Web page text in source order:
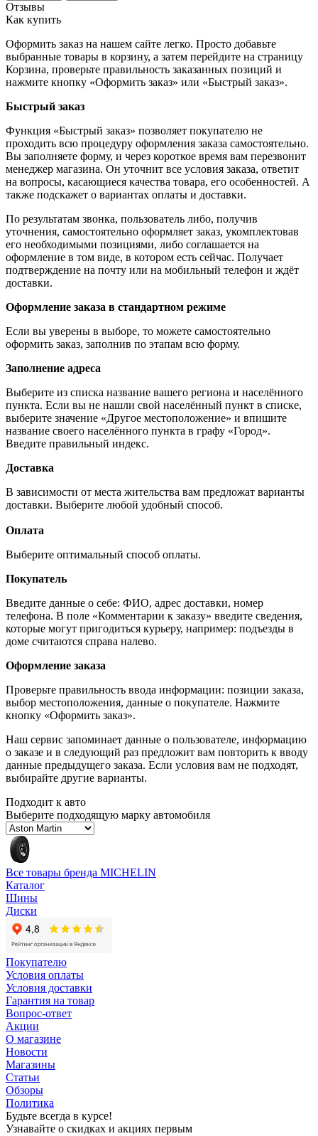
Отзывы
Как купить
Оформить заказ на нашем сайте легко. Просто добавьте
выбранные товары в корзину, а затем перейдите на страницу
Корзина, проверьте правильность заказанных позиций и
нажмите кнопку «Оформить заказ» или «Быстрый заказ».
Быстрый заказ
Функция «Быстрый заказ» позволяет покупателю не
проходить всю процедуру оформления заказа самостоятельно.
Вы заполняете форму, и через короткое время вам перезвонит
менеджер магазина. Он уточнит все условия заказа, ответит
на вопросы, касающиеся качества товара, его особенностей. А
также подскажет о вариантах оплаты и доставки.
По результатам звонка, пользователь либо, получив
уточнения, самостоятельно оформляет заказ, укомплектовав
его необходимыми позициями, либо соглашается на
оформление в том виде, в котором есть сейчас. Получает
подтверждение на почту или на мобильный телефон и ждёт
доставки.
Оформление заказа в стандартном режиме
Если вы уверены в выборе, то можете самостоятельно
оформить заказ, заполнив по этапам всю форму.
Заполнение адреса
Выберите из списка название вашего региона и населённого
пункта. Если вы не нашли свой населённый пункт в списке,
выберите значение «Другое местоположение» и впишите
название своего населённого пункта в графу «Город».
Введите правильный индекс.
Доставка
В зависимости от места жительства вам предложат варианты
доставки. Выберите любой удобный способ.
Оплата
Выберите оптимальный способ оплаты.
Покупатель
Введите данные о себе: ФИО, адрес доставки, номер
телефона. В поле «Комментарии к заказу» введите сведения,
которые могут пригодиться курьеру, например: подъезды в
доме считаются справа налево.
Оформление заказа
Проверьте правильность ввода информации: позиции заказа,
выбор местоположения, данные о покупателе. Нажмите
кнопку «Оформить заказ».
Наш сервис запоминает данные о пользователе, информацию
о заказе и в следующий раз предложит вам повторить к вводу
данные предыдущего заказа. Если условия вам не подходят,
выбирайте другие варианты.
Подходит к авто
Выберите подходящую марку автомобиля
Все товары бренда MICHELIN
Каталог
Шины
Диски
Покупателю
Условия оплаты
Условия доставки
Гарантия на товар
Вопрос-ответ
Акции
О магазине
Новости
Магазины
Статьи
Обзоры
Политика
Будьте всегда в курсе!
Узнавайте о скидках и акциях первым